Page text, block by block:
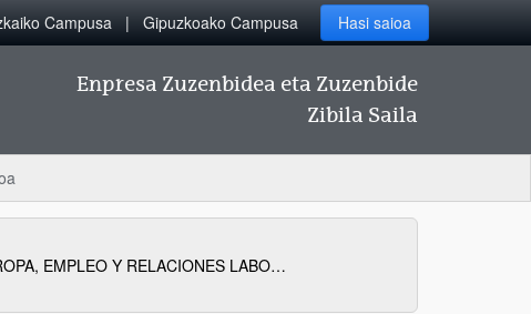
Campusa Gipuzkoako Campusa Hasi saioa
Enpresa Zuzenbidea eta Zuzenbide
Zibila Saila
EUROPA, EMPLEO Y RELACIONES LABORALES